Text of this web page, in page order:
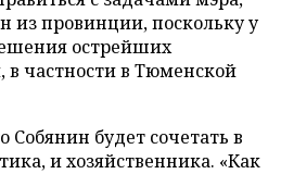
из провинции, поскольку у
острейших
частности в Тюменской
Собянин будет сочетать в
и хозяйственника. «Как